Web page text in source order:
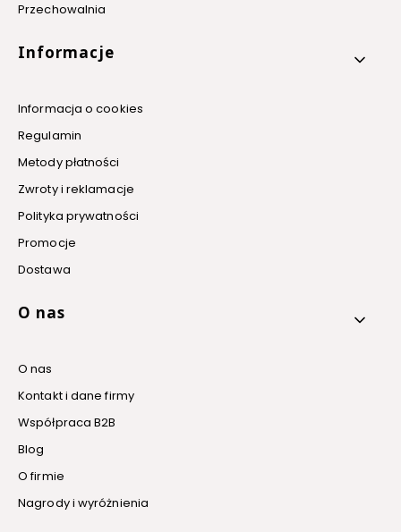
Przechowalnia
Informacje
Informacja o cookies
Regulamin
Metody płatności
Zwroty i reklamacje
Polityka prywatności
Promocje
Dostawa
O nas
O nas
Kontakt i dane firmy
Współpraca B2B
Blog
O firmie
Nagrody i wyróżnienia